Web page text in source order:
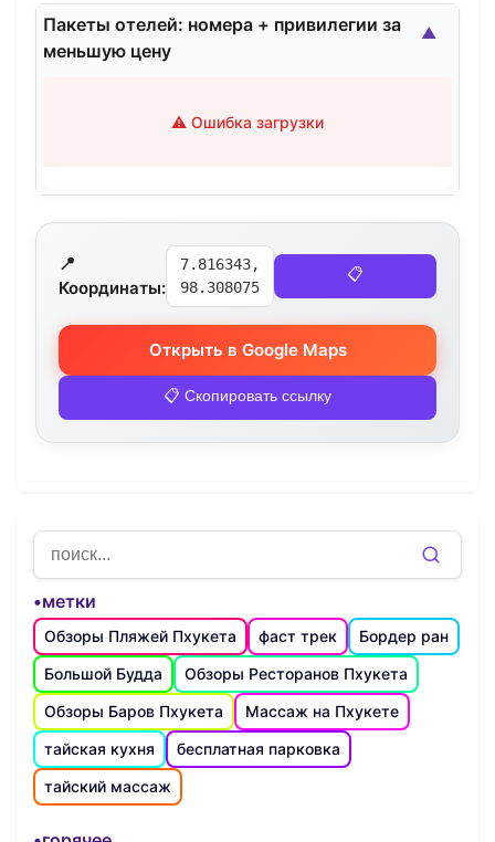
Пакеты отелей: номера + привилегии за
меньшую цену
⚠️ Ошибка загрузки
▲
📍
Координаты:
7.816343,
98.308075
📋
Открыть в Google Maps
📋 Скопировать ссылку
•метки
Обзоры Пляжей Пхукета фаст трек
Бордер ран
Большой Будда
Обзоры Ресторанов Пхукета
Обзоры Баров Пхукета
Массаж на Пхукете
тайская кухня
бесплатная парковка
тайский массаж